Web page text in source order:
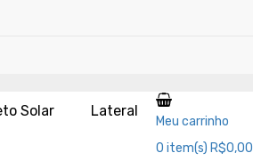
Solar Lateral
Meu carrinho
0 item(s) R$0,00